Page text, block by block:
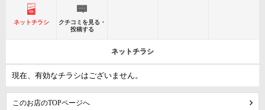
ネットチラシ
クチコミを見る・
投稿する
ネットチラシ
現在、有効なチラシはございません。
このお店のTOPページへ